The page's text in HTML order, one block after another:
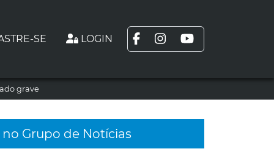
SE LOGIN
grave
Grupo de Notícias